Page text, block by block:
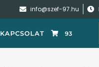
info@szef-97.hu
KAPCSOLAT 93